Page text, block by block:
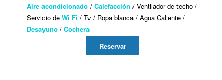
Aire acondicionado / Calefacción / Ventilador de techo /
Servicio de Wi Fi / Tv / Ropa blanca / Agua Caliente /
Desayuno / Cochera
Reservar